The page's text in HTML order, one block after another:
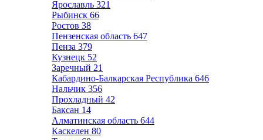
Ярославль 321
Рыбинск 66
Ростов 38
Пензенская область 647
Пенза 379
Кузнецк 52
Заречный 21
Кабардино-Балкарская Республика 646
Нальчик 356
Прохладный 42
Баксан 14
Алматинская область 644
Каскелен 80